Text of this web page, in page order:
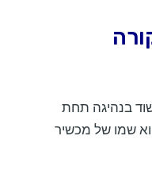
בנהיגה תחת
שמו של מכשיר